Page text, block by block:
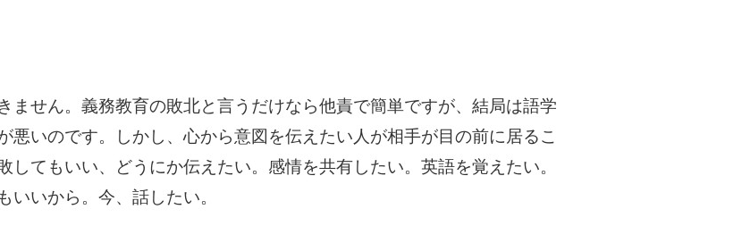
ません。義務教育の敗北と言うだけなら他責で簡単ですが、結局は語学
悪いのです。しかし、心から意図を伝えたい人が相手が目の前に居るこ
してもいい、どうにか伝えたい。感情を共有したい。英語を覚えたい。
いいから。今、話したい。